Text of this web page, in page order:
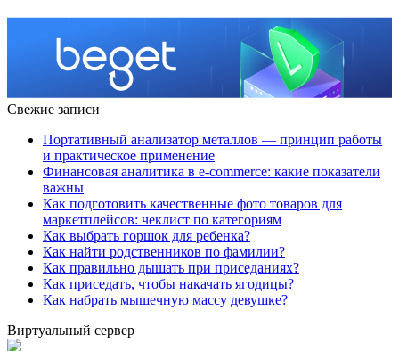
Свежие записи
Портативный анализатор металлов — принцип работы
и практическое применение
Финансовая аналитика в e-commerce: какие показатели
важны
Как подготовить качественные фото товаров для
маркетплейсов: чеклист по категориям
Как выбрать горшок для ребенка?
Как найти родственников по фамилии?
Как правильно дышать при приседаниях?
Как приседать, чтобы накачать ягодицы?
Как набрать мышечную массу девушке?
Виртуальный сервер